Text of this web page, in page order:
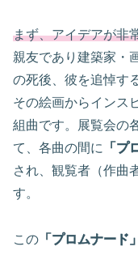
まず、アイデアが非
親友であり建築家・
の死後、彼を追悼す
その絵画からインス
組曲です。展覧会の
て、各曲の間に
「プ
され、観覧者（作曲
す。
この 「プロムナード」